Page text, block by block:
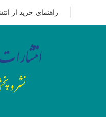
راهنمای خرید از
09351628875